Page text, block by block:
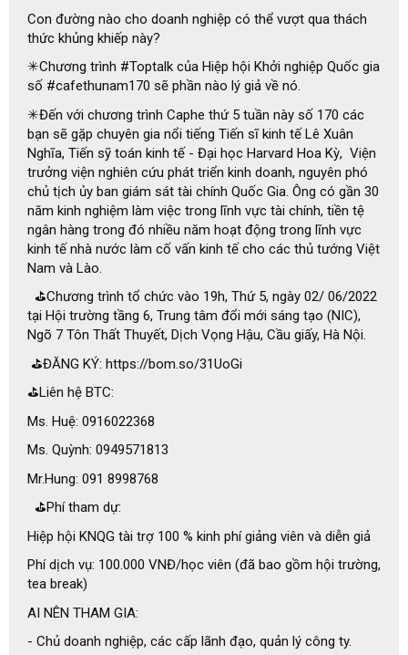
Con đường nào cho doanh nghiệp có thể vượt qua thách
thức khủng khiếp này?
✳Chương trình #Toptalk của Hiệp hội Khởi nghiệp Quốc gia
số #cafethunam170 sẽ phần nào lý giả về nó.
✳Đến với chương trình Caphe thứ 5 tuần này số 170 các
bạn sẽ gặp chuyên gia nổi tiếng Tiến sĩ kinh tế Lê Xuân
Nghĩa, Tiến sỹ toán kinh tế - Đại học Harvard Hoa Kỳ, Viện
trưởng viện nghiên cứu phát triển kinh doanh, nguyên phó
chủ tịch ủy ban giám sát tài chính Quốc Gia. Ông có gần 30
năm kinh nghiệm làm việc trong lĩnh vực tài chính, tiền tệ
ngân hàng trong đó nhiều năm hoạt động trong lĩnh vực
kinh tế nhà nước làm cố vấn kinh tế cho các thủ tướng Việt
Nam và Lào.
⛳Chương trình tổ chức vào 19h, Thứ 5, ngày 02/ 06/2022
tại Hội trường tầng 6, Trung tâm đổi mới sáng tạo (NIC),
Ngõ 7 Tôn Thất Thuyết, Dịch Vọng Hậu, Cầu giấy, Hà Nội.
⛳ĐĂNG KÝ: https://bom.so/31UoGi
⛳Liên hệ BTC:
Ms. Huệ: 0916022368
Ms. Quỳnh: 0949571813
Mr.Hung: 091 8998768
⛳Phí tham dự:
Hiệp hội KNQG tài trợ 100 % kinh phí giảng viên và diễn giả
Phí dịch vụ: 100.000 VNĐ/học viên (đã bao gồm hội trường,
tea break)
AI NÊN THAM GIA:
- Chủ doanh nghiệp, các cấp lãnh đạo, quản lý công ty.